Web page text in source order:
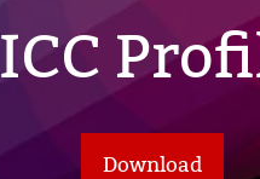
ICC
Download